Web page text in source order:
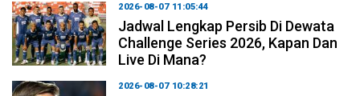
2026-08-07 11:05:44
Jadwal Lengkap Persib Di Dewata
Challenge Series 2026, Kapan Dan
Live Di Mana?
2026-08-07 10:28:21